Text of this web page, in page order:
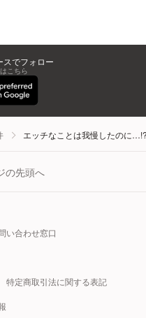
でフォロー
こちら
エッチなことは我慢したのに
の先頭へ
い合わせ窓口
特定商取引法に関する表記